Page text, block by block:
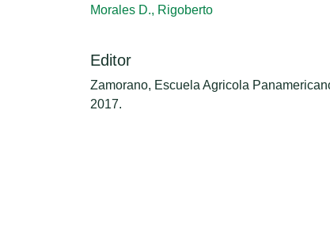
Morales D., Rigoberto
Editor
Zamorano, Escuela Agricola
2017.